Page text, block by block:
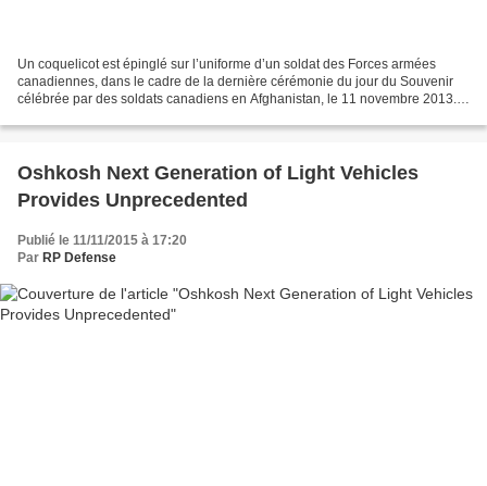
Un coquelicot est épinglé sur l’uniforme d’un soldat des Forces armées
canadiennes, dans le cadre de la dernière cérémonie du jour du Souvenir
célébrée par des soldats canadiens en Afghanistan, le 11 novembre 2013.
Oshkosh Next Generation of Light Vehicles
Provides Unprecedented
Publié le 11/11/2015 à 17:20
Par RP Defense